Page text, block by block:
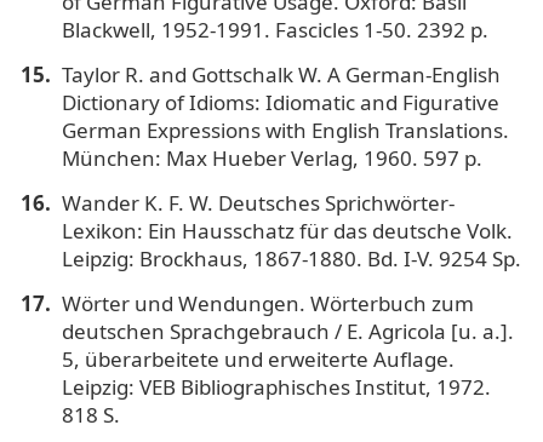
Blackwell, 1952-1991. Fascicles 1-50. 2392 p.
Taylor R. and Gottschalk W. A German-English
Dictionary of Idioms: Idiomatic and Figurative
German Expressions with English Translations.
München: Max Hueber Verlag, 1960. 597 p.
Wander K. F. W. Deutsches Sprichwörter-
Lexikon: Ein Hausschatz für das deutsche Volk.
Leipzig: Brockhaus, 1867-1880. Bd. I-V. 9254 Sp.
Wörter und Wendungen. Wörterbuch zum
deutschen Sprachgebrauch / E. Agricola [u. a.].
5, überarbeitete und erweiterte Auflage.
Leipzig: VEB Bibliographisches Institut, 1972.
818 S.